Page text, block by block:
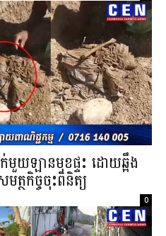
យឡានមុខផ្ទះ ដោយឆ្អឹង
ថកិច្ចចុះពិនិត្យ
0